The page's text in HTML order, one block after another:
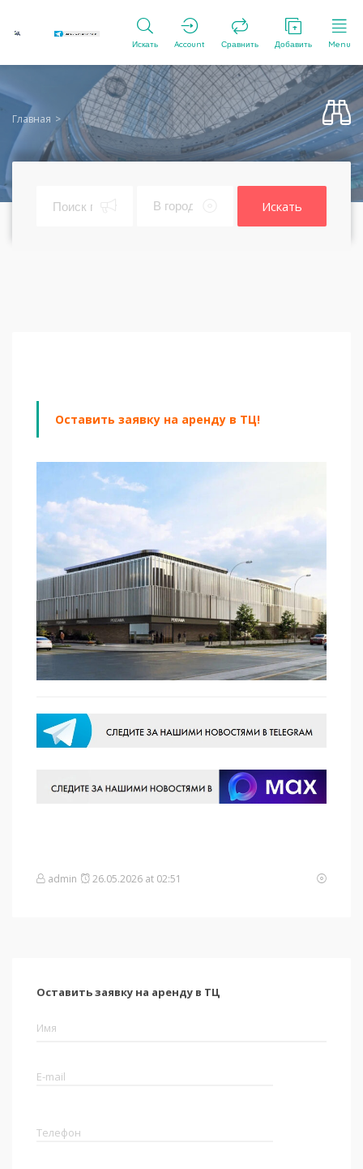
Искать Account Сравнить Добавить Menu
Главная
Искать
Оставить заявку на аренду в ТЦ!
admin 26.05.2026 at 02:51
Оставить заявку на аренду в ТЦ